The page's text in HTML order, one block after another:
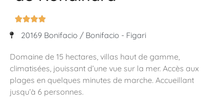

20169 Bonifacio / Bonifacio - Figari
Domaine de 15 hectares, villas haut de gamme,
climatisées, jouissant d’une vue sur la mer. Accès aux
plages en quelques minutes de marche. Accueillant
jusqu’à 6 personnes.